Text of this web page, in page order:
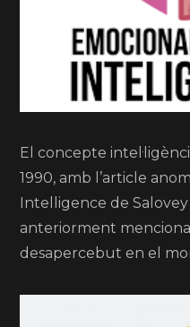
El concepte
1990, amb l’article
Intelligence de Salovey
anteriorment
desapercebut en el